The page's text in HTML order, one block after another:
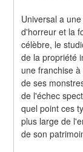
Universal a
d'horreur et la
célèbre, le
de la propriété
une franchise
de ses
de l'échec
quel point ces
plus large de
de son